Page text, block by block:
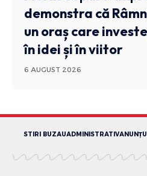
demonstra că
un oraș care
în idei și în viitor
6 AUGUST 2026
STIRI BUZAUADMINISTRATIV